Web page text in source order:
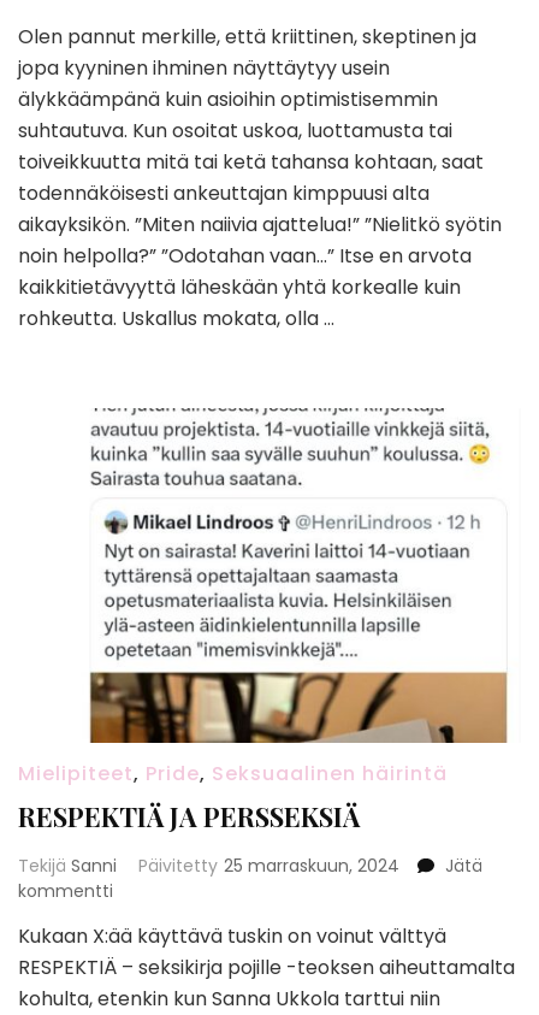
Olen pannut merkille, että kriittinen, skeptinen ja
jopa kyyninen ihminen näyttäytyy usein
älykkäämpänä kuin asioihin optimistisemmin
suhtautuva. Kun osoitat uskoa, luottamusta tai
toiveikkuutta mitä tai ketä tahansa kohtaan, saat
todennäköisesti ankeuttajan kimppuusi alta
aikayksikön. ”Miten naiivia ajattelua!” ”Nielitkö syötin
noin helpolla?” ”Odotahan vaan…” Itse en arvota
kaikkitietävyyttä läheskään yhtä korkealle kuin
rohkeutta. Uskallus mokata, olla …
Mielipiteet, Pride, Seksuaalinen häirintä
RESPEKTIÄ JA PERSSEKSIÄ
Tekijä Sanni Päivitetty 25 marraskuun, 2024
Jätä
kommentti
JA
PERSSEKSIÄ
Kukaan X:ää käyttävä tuskin on voinut välttyä
RESPEKTIÄ – seksikirja pojille -teoksen aiheuttamalta
kohulta, etenkin kun Sanna Ukkola tarttui niin